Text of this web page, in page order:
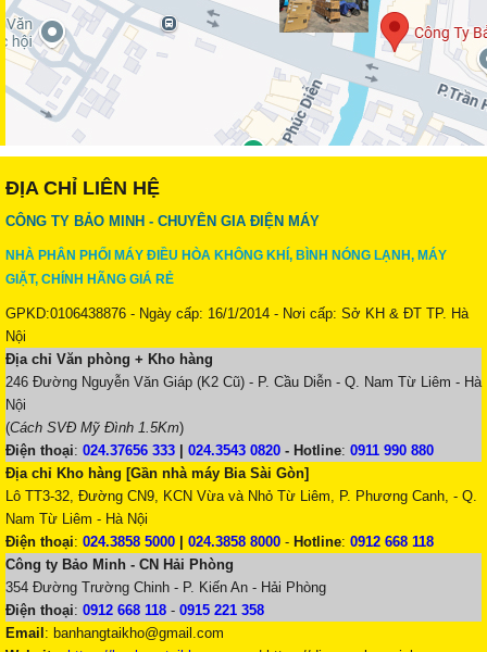
ĐỊA CHỈ LIÊN HỆ
CÔNG TY BẢO MINH - CHUYÊN GIA ĐIỆN MÁY
NHÀ PHÂN PHỐI MÁY ĐIỀU HÒA KHÔNG KHÍ, BÌNH NÓNG LẠNH, MÁY
GIẶT, CHÍNH HÃNG GIÁ RẺ
GPKD:0106438876 - Ngày cấp: 16/1/2014 - Nơi cấp: Sở KH & ĐT TP. Hà
Nội
Địa chỉ Văn phòng + Kho hàng
246 Đường Nguyễn Văn Giáp (K2 Cũ) - P. Cầu Diễn - Q. Nam Từ Liêm - Hà
Nội
(Cách SVĐ Mỹ Đình 1.5Km)
Điện thoại: 024.37656 333 | 024.3543 0820 - Hotline: 0911 990 880
Địa chỉ Kho hàng [Gần nhà máy Bia Sài Gòn]
Lô TT3-32, Đường CN9, KCN Vừa và Nhỏ Từ Liêm, P. Phương Canh, - Q.
Nam Từ Liêm - Hà Nội
Điện thoại: 024.3858 5000 | 024.3858 8000 - Hotline: 0912 668 118
Công ty Bảo Minh - CN Hải Phòng
354 Đường Trường Chinh - P. Kiến An - Hải Phòng
Điện thoại: 0912 668 118 - 0915 221 358
Email: banhangtaikho@gmail.com